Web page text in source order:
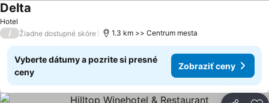
Hotel
Delta
/ Žiadne dostupné skóre 1.3 km >> Centrum mesta
Vyberte dátumy a pozrite si presné
ceny
Zobraziť ceny